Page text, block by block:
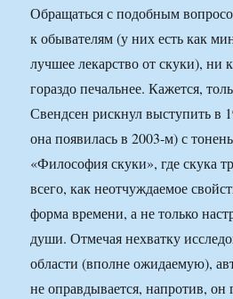
Обращаться с подобным
к обывателям (у них есть как
лучшее лекарство от скуки),
гораздо печальнее. Кажется,
Свендсен рискнул выступить в
она появилась в 2003-м) с
«Философия скуки», где скука
всего, как неотчуждаемое
форма времени, а не только
души. Отмечая нехватку
области (вполне ожидаемую),
не оправдывается, напротив, он